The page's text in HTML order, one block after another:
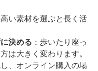
い素材を選ぶと長く活
決める ：歩いたり座っ
は大きく変わります。
、オンライン購入の場